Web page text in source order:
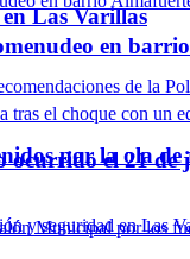
Las Varillas
por la ola
en
ocurrido el 21 de